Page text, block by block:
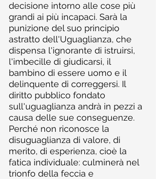
decisione intorno alle cose più
grandi ai più incapaci. Sarà la
punizione del suo principio
astratto dell'Uguaglianza, che
dispensa l'ignorante di istruirsi,
l'imbecille di giudicarsi, il
bambino di essere uomo e il
delinquente di correggersi. Il
diritto pubblico fondato
sull'uguaglianza andrà in pezzi a
causa delle sue conseguenze.
Perché non riconosce la
disuguaglianza di valore, di
merito, di esperienza, cioè la
fatica individuale: culminerà nel
trionfo della feccia e